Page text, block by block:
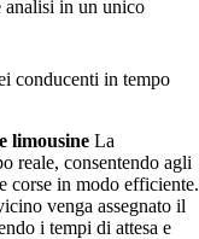
analisi in un unico
conducenti in tempo
limousine La
reale, consentendo agli
corse in modo efficiente.
venga assegnato il
i tempi di attesa e